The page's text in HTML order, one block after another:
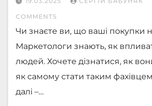
COMMENTS
Чи знаєте ви, що ваші покупки
Маркетологи знають, як
людей. Хочете дізнатися, як
як самому стати таким
далі –…